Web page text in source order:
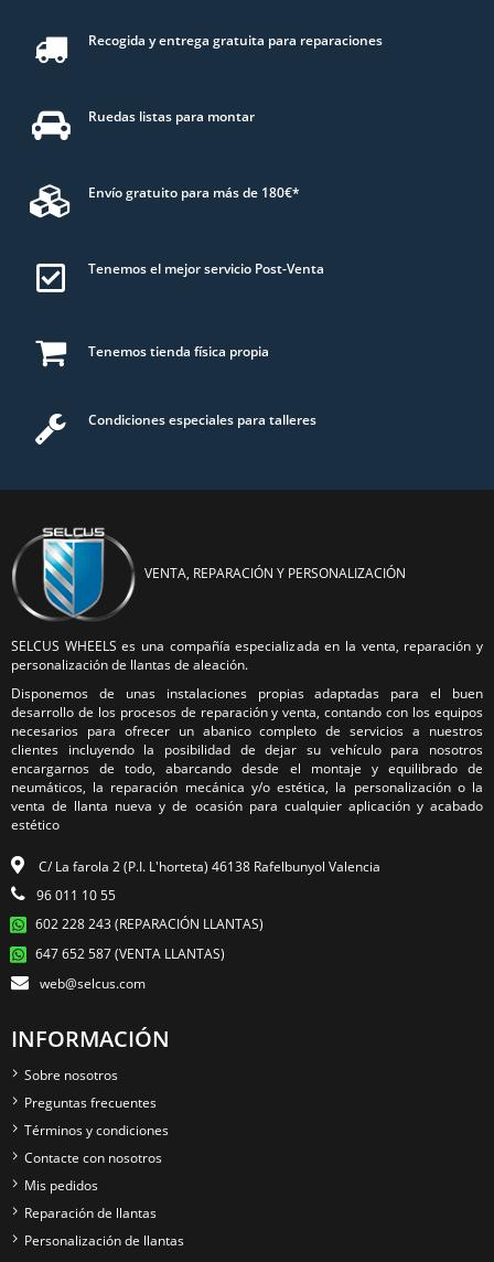
Recogida y entrega gratuita para reparaciones
Ruedas listas para montar
Envío gratuito para más de 180€*
Tenemos el mejor servicio Post-Venta
Tenemos tienda física propia
Condiciones especiales para talleres
VENTA, REPARACIÓN Y PERSONALIZACIÓN
SELCUS WHEELS es una compañía especializada en la venta, reparación y
personalización de llantas de aleación.
Disponemos de unas instalaciones propias adaptadas para el buen
desarrollo de los procesos de reparación y venta, contando con los equipos
necesarios para ofrecer un abanico completo de servicios a nuestros
clientes incluyendo la posibilidad de dejar su vehículo para nosotros
encargarnos de todo, abarcando desde el montaje y equilibrado de
neumáticos, la reparación mecánica y/o estética, la personalización o la
venta de llanta nueva y de ocasión para cualquier aplicación y acabado
estético
C/ La farola 2 (P.I. L'horteta) 46138 Rafelbunyol Valencia
96 011 10 55
602 228 243 (REPARACIÓN LLANTAS)
647 652 587 (VENTA LLANTAS)
web@selcus.com
INFORMACIÓN
Sobre nosotros
Preguntas frecuentes
Términos y condiciones
Contacte con nosotros
Mis pedidos
Reparación de llantas
Personalización de llantas